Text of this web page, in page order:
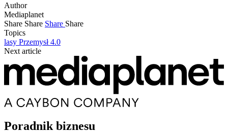
Author
Mediaplanet
Share Share Share Share
Topics
lasy Przemysł 4.0
Next article
Poradnik biznesu